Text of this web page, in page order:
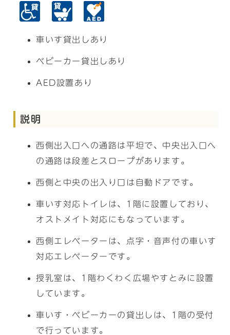
車いす貸出しあり
ベビーカー貸出しあり
AED設置あり
説明
西側出入口への通路は平坦で、中央出入口へ
の通路は段差とスロープがあります。
西側と中央の出入り口は自動ドアです。
車いす対応トイレは、1階に設置しており、
オストメイト対応にもなっています。
西側エレベーターは、点字・音声付の車いす
対応エレベーターです。
授乳室は、1階わくわく広場やすとみに設置
しています。
車いす・ベビーカーの貸出しは、1階の受付
で行っています。